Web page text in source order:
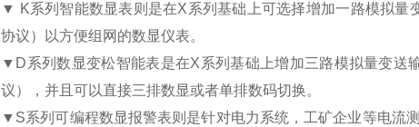
▼ K系列智能数显表则是在X系列基础上可选择增加一路模拟量
协议）以方便组网的数显仪表。
▼D系列数显变松智能表是在X系列基础上增加三路模拟量变送
议），并且可以直接三排数显或者单排数码切换。
▼S系列可编程数显报警表则是针对电力系统，工矿企业等电流